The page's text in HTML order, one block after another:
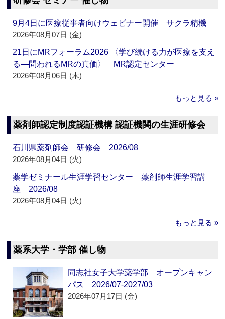
9月4日に医療従事者向けウェビナー開催 サクラ精機
2026年08月07日 (金)
21日にMRフォーラム2026 〈学び続ける力が医療を支え
る―問われるMRの真価〉 MR認定センター
2026年08月06日 (木)
もっと見る »
薬剤師認定制度認証機構 認証機関の生涯研修会
石川県薬剤師会 研修会 2026/08
2026年08月04日 (火)
薬学ゼミナール生涯学習センター 薬剤師生涯学習講
座 2026/08
2026年08月04日 (火)
もっと見る »
薬系大学・学部 催し物
同志社女子大学薬学部 オープンキャン
パス 2026/07-2027/03
2026年07月17日 (金)